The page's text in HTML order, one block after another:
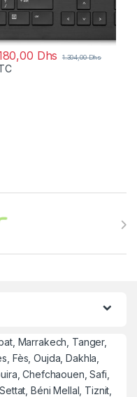
Dhs 1.304,00Dhs
Marrakech, Tanger,
Fès, Oujda, Dakhla,
Chefchaouen, Safi,
Béni Mellal, Tiznit,